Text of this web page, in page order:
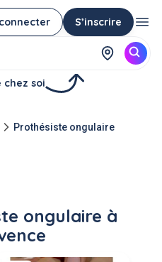
S’inscrire
chez soi
Prothésiste ongulaire
ongulaire à